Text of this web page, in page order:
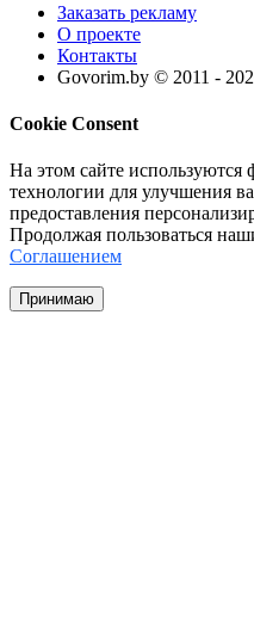
Заказать рекламу
О проекте
Контакты
Govorim.by © 2011 -
Cookie Consent
На этом сайте
технологии для улучшения
предоставления
Продолжая пользоваться
Соглашением
Принимаю